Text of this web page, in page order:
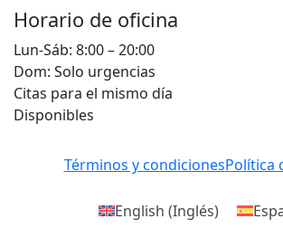
Horario de oficina
Lun-Sáb: 8:00 – 20:00
Dom: Solo urgencias
Citas para el mismo día
Disponibles
Términos y condicionesPolítica
English (Inglés)